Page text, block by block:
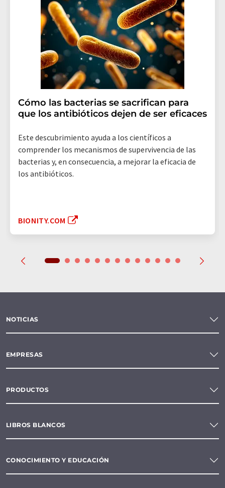
Cómo las bacterias se sacrifican para
que los antibióticos dejen de ser eficaces
Este descubrimiento ayuda a los científicos a
comprender los mecanismos de supervivencia de las
bacterias y, en consecuencia, a mejorar la eficacia de
los antibióticos.
BIONITY.COM
NOTICIAS
EMPRESAS
PRODUCTOS
LIBROS BLANCOS
CONOCIMIENTO Y EDUCACIÓN